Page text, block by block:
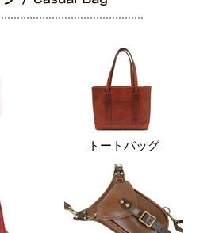
トートバッグ